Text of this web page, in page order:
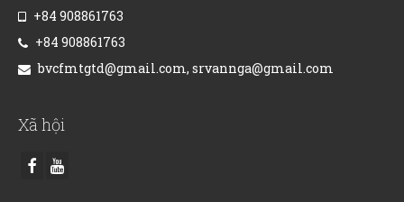
+84 908861763
+84 908861763
bvcfmtgtd@gmail.com, srvannga@gmail.com
Xã hội